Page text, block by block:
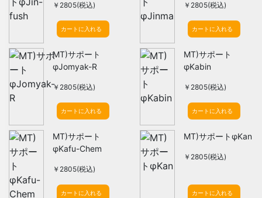
￥2805(税込)
カートに入れる
￥2805(税込)
カートに入れる
MT)サポート
φJomyak-R
￥2805(税込)
カートに入れる
MT)サポート
φKabin
￥2805(税込)
カートに入れる
MT)サポート
φKafu-Chem
￥2805(税込)
カートに入れる
MT)サポートφKan
￥2805(税込)
カートに入れる